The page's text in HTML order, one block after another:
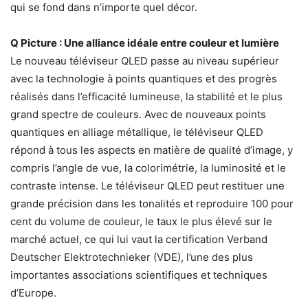
qui se fond dans n’importe quel décor.
Q Picture : Une alliance idéale entre couleur et lumière
Le nouveau téléviseur QLED passe au niveau supérieur
avec la technologie à points quantiques et des progrès
réalisés dans l’efficacité lumineuse, la stabilité et le plus
grand spectre de couleurs. Avec de nouveaux points
quantiques en alliage métallique, le téléviseur QLED
répond à tous les aspects en matière de qualité d’image, y
compris l’angle de vue, la colorimétrie, la luminosité et le
contraste intense. Le téléviseur QLED peut restituer une
grande précision dans les tonalités et reproduire 100 pour
cent du volume de couleur, le taux le plus élevé sur le
marché actuel, ce qui lui vaut la certification Verband
Deutscher Elektrotechnieker (VDE), l’une des plus
importantes associations scientifiques et techniques
d’Europe.